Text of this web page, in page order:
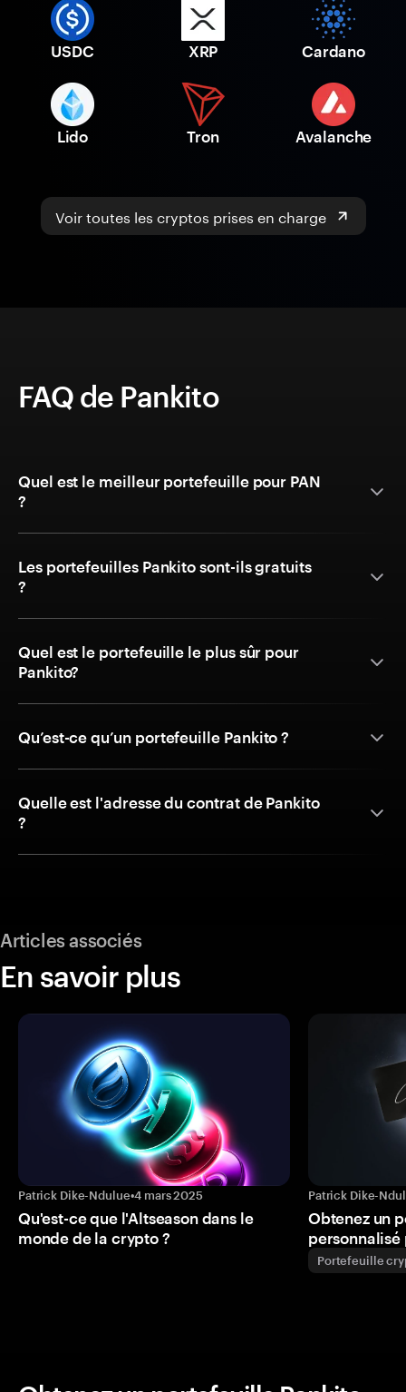
USDC XRP Cardano
Lido Tron Avalanche
Voir toutes les cryptos prises en charge
FAQ de Pankito
Quel est le meilleur portefeuille pour PAN
?
Les portefeuilles Pankito sont-ils gratuits
?
Quel est le portefeuille le plus sûr pour
Pankito?
Qu’est-ce qu’un portefeuille Pankito ?
Quelle est l'adresse du contrat de Pankito
?
Articles associés
En savoir plus
Patrick Dike-Ndulue•4 mars 2025
Qu'est-ce que l'Altseason dans le
monde de la crypto ?
Patrick Dike-
Obtenez un
personnalisé
Portefeuille